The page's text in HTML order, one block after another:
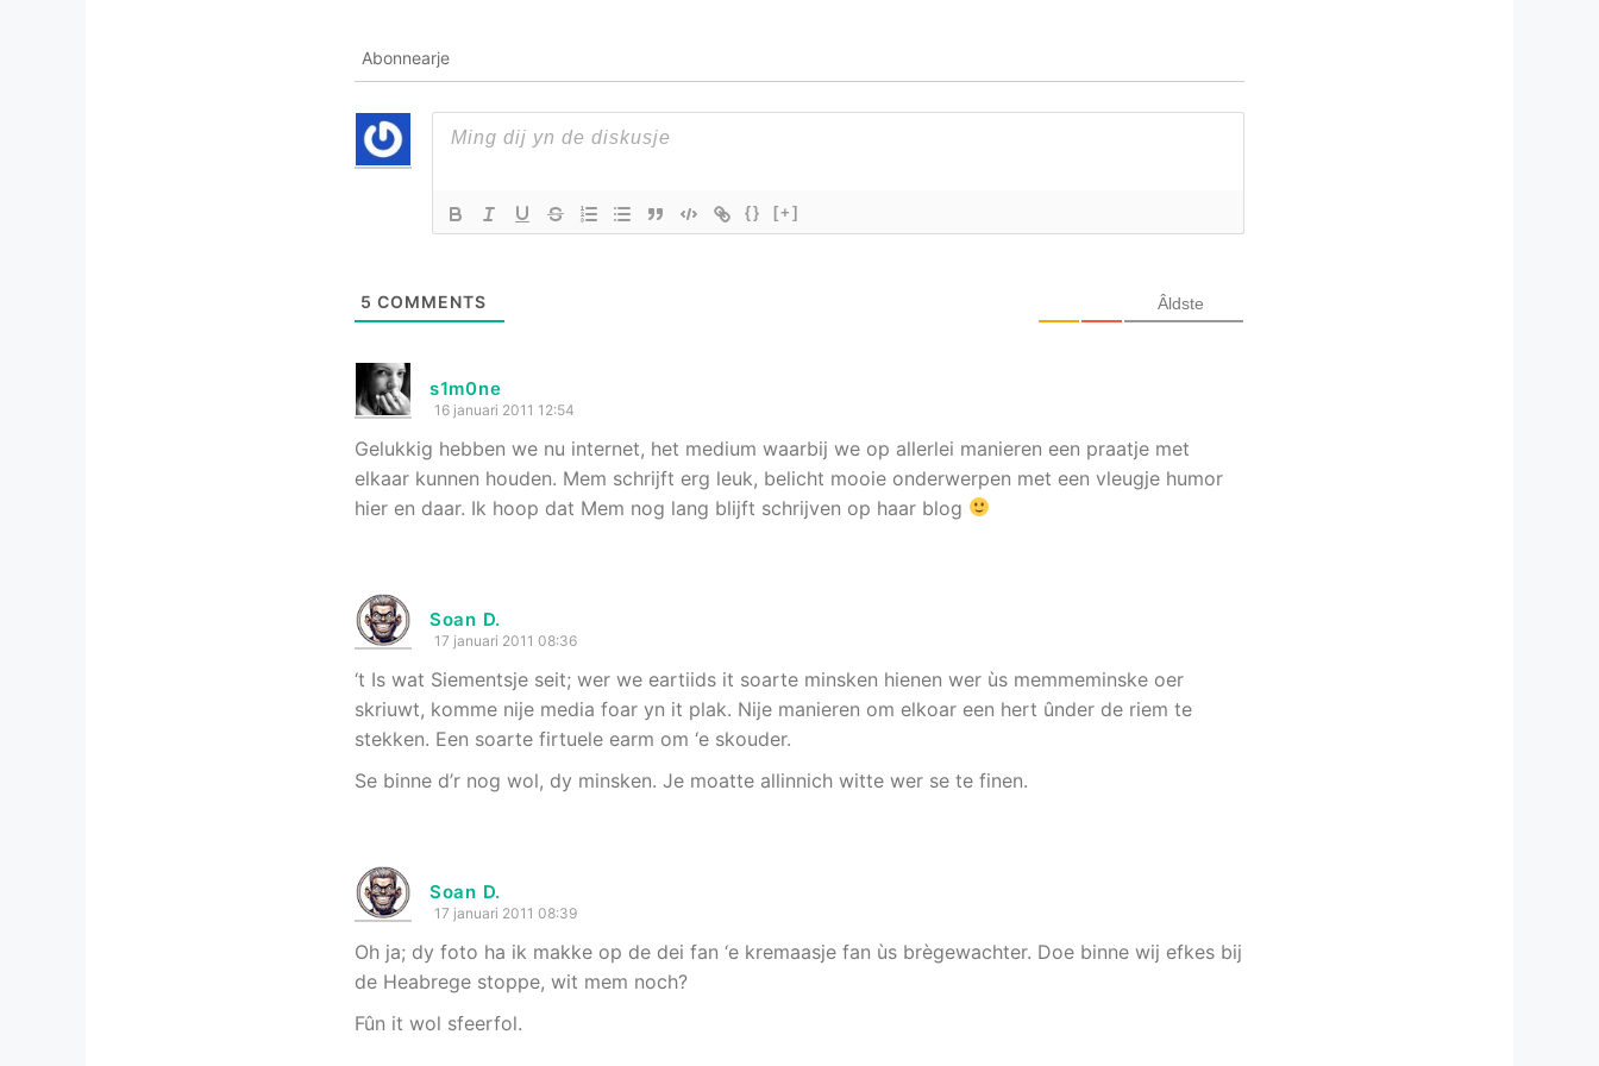
Abonnearje
{} [+]
5 COMMENTS Âldste
s1m0ne
16 januari 2011 12:54
Gelukkig hebben we nu internet, het medium waarbij we op allerlei manieren een praatje met
elkaar kunnen houden. Mem schrijft erg leuk, belicht mooie onderwerpen met een vleugje humor
hier en daar. Ik hoop dat Mem nog lang blijft schrijven op haar blog
Soan D.
17 januari 2011 08:36
‘t Is wat Siementsje seit; wer we eartiids it soarte minsken hienen wer ùs memmeminske oer
skriuwt, komme nije media foar yn it plak. Nije manieren om elkoar een hert ûnder de riem te
stekken. Een soarte firtuele earm om ‘e skouder.
Se binne d’r nog wol, dy minsken. Je moatte allinnich witte wer se te finen.
Soan D.
17 januari 2011 08:39
Oh ja; dy foto ha ik makke op de dei fan ‘e kremaasje fan ùs brègewachter. Doe binne wij efkes bij
de Heabrege stoppe, wit mem noch?
Fûn it wol sfeerfol.